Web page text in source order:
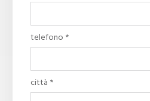
telefono *
città *